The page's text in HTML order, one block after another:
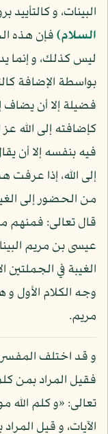
البينات، و
السلام)فإن هذه
ليس كذلك، و إنما
بواسطة الإضافة
فضيلة إلا أن
كإضافته إلى الله
فيه بنفسه إلا أن
إلى الله، إذا عرفت
من الحضور إلى
قال تعالى: فمنهم
عيسى بن مريم
الغيبة في الجملتين
وجه الكلام الأول و
مريم.
و قد اختلف
فقيل المراد بمن
الآيات، و قيل